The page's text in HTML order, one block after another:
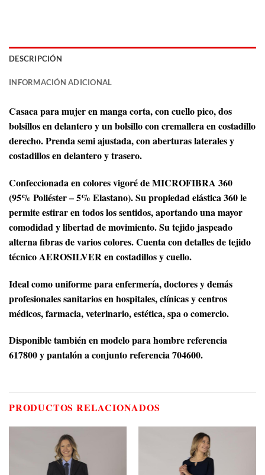
DESCRIPCIÓN
INFORMACIÓN ADICIONAL
Casaca para mujer en manga corta, con cuello pico, dos
bolsillos en delantero y un bolsillo con cremallera en costadillo
derecho. Prenda semi ajustada, con aberturas laterales y
costadillos en delantero y trasero.
Confeccionada en colores vigoré de MICROFIBRA 360
(95% Poliéster – 5% Elastano). Su propiedad elástica 360 le
permite estirar en todos los sentidos, aportando una mayor
comodidad y libertad de movimiento. Su tejido jaspeado
alterna fibras de varios colores. Cuenta con detalles de tejido
técnico AEROSILVER en costadillos y cuello.
Ideal como uniforme para enfermería, doctores y demás
profesionales sanitarios en hospitales, clínicas y centros
médicos, farmacia, veterinario, estética, spa o comercio.
Disponible también en modelo para hombre referencia
617800 y pantalón a conjunto referencia 704600.
PRODUCTOS RELACIONADOS